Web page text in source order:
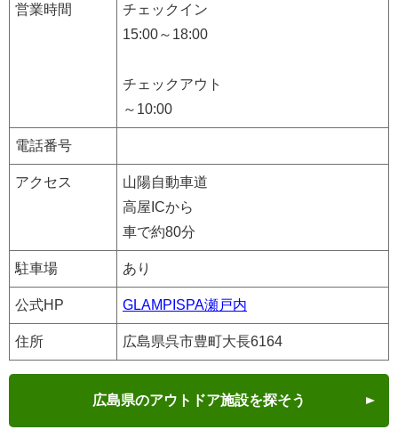
営業時間
チェックイン
15:00～18:00
チェックアウト
～10:00
電話番号
アクセス
山陽自動車道
高屋ICから
車で約80分
駐車場 あり
公式HP GLAMPISPA瀬戸内
住所 広島県呉市豊町大長6164
広島県のアウトドア施設を探そう